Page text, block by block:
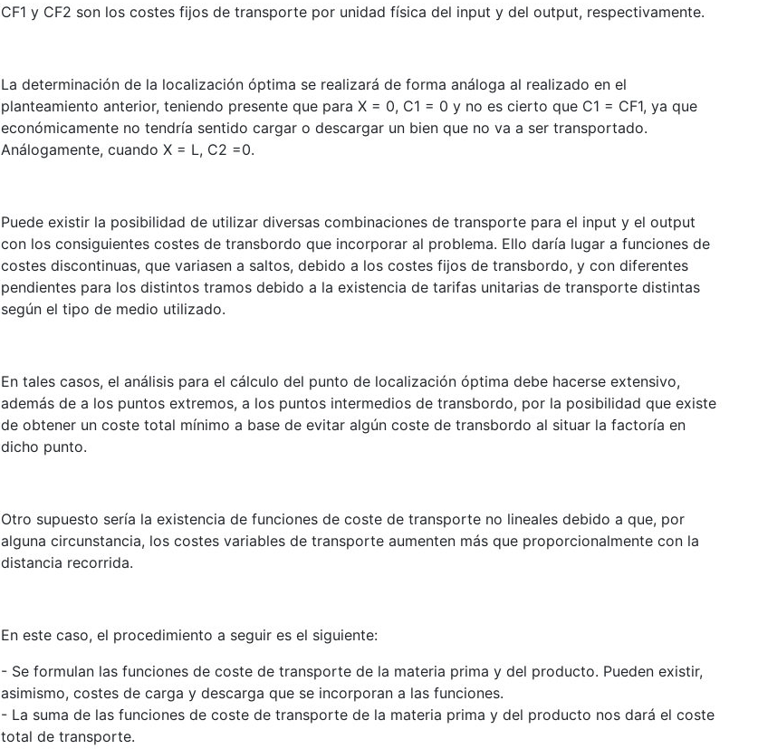
CF1 y CF2 son los costes fijos de transporte por unidad física del input y del output, respectivamente.
La determinación de la localización óptima se realizará de forma análoga al realizado en el
planteamiento anterior, teniendo presente que para X = 0, C1 = 0 y no es cierto que C1 = CF1, ya que
económicamente no tendría sentido cargar o descargar un bien que no va a ser transportado.
Análogamente, cuando X = L, C2 =0.
Puede existir la posibilidad de utilizar diversas combinaciones de transporte para el input y el output
con los consiguientes costes de transbordo que incorporar al problema. Ello daría lugar a funciones de
costes discontinuas, que variasen a saltos, debido a los costes fijos de transbordo, y con diferentes
pendientes para los distintos tramos debido a la existencia de tarifas unitarias de transporte distintas
según el tipo de medio utilizado.
En tales casos, el análisis para el cálculo del punto de localización óptima debe hacerse extensivo,
además de a los puntos extremos, a los puntos intermedios de transbordo, por la posibilidad que existe
de obtener un coste total mínimo a base de evitar algún coste de transbordo al situar la factoría en
dicho punto.
Otro supuesto sería la existencia de funciones de coste de transporte no lineales debido a que, por
alguna circunstancia, los costes variables de transporte aumenten más que proporcionalmente con la
distancia recorrida.
En este caso, el procedimiento a seguir es el siguiente:
- Se formulan las funciones de coste de transporte de la materia prima y del producto. Pueden existir,
asimismo, costes de carga y descarga que se incorporan a las funciones.
- La suma de las funciones de coste de transporte de la materia prima y del producto nos dará el coste
total de transporte.